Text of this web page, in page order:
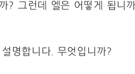
? 그런데 엘은 어떻게 됩니
명합니다. 무엇입니까?